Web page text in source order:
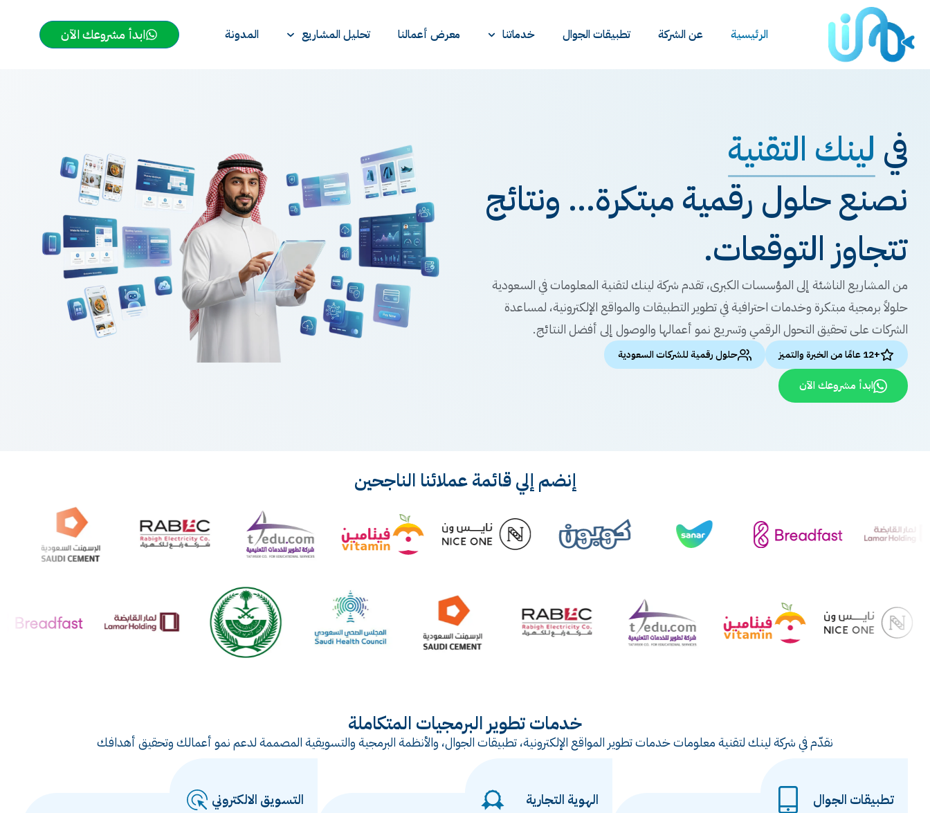
الرئيسية عن الشركة تطبيقات الجوال خدماتنا معرض أعمالنا تحليل المشاريع المدونة ابدأ مشروعك الآن
في لينك التقنية
نصنع حلول رقمية مبتكرة... ونتائج
تتجاوز التوقعات.
من المشاريع الناشئة إلى المؤسسات الكبرى، تقدم شركة لينك لتقنية المعلومات في السعودية
حلولاً برمجية مبتكرة وخدمات احترافية في تطوير التطبيقات والمواقع الإلكترونية، لمساعدة
الشركات على تحقيق التحول الرقمي وتسريع نمو أعمالها والوصول إلى أفضل النتائج.
+12 عامًا من الخبرة والتميز حلول رقمية للشركات السعودية
ابدأ مشروعك الآن
إنضم إلي قائمة عملائنا الناجحين
خدمات تطوير البرمجيات المتكاملة
نقدّم في شركة لينك لتقنية معلومات خدمات تطوير المواقع الإلكترونية، تطبيقات الجوال، والأنظمة البرمجية والتسويقية المصممة لدعم نمو أعمالك وتحقيق أهدافك
تطبيقات الجوال الهوية التجارية التسويق الالكتروني